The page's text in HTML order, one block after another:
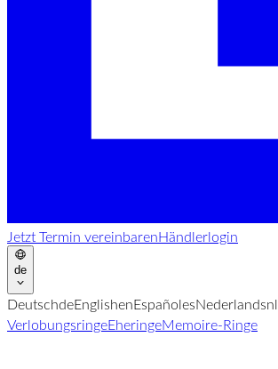
Jetzt Termin vereinbarenHändlerlogin
de
DeutschdeEnglishenEspañolesNederlandsnl
VerlobungsringeEheringeMemoire-Ringe